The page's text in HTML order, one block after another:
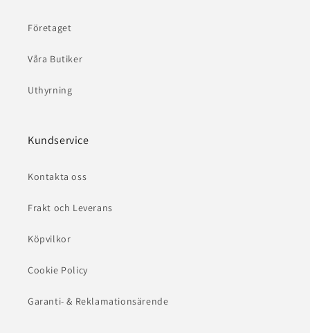
Företaget
Våra Butiker
Uthyrning
Kundservice
Kontakta oss
Frakt och Leverans
Köpvilkor
Cookie Policy
Garanti- & Reklamationsärende